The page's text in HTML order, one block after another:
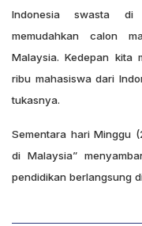
Indonesia swasta di
memudahkan calon
Malaysia. Kedepan kita
ribu mahasiswa dari
tukasnya.
Sementara hari Minggu
di Malaysia”
pendidikan berlangsung